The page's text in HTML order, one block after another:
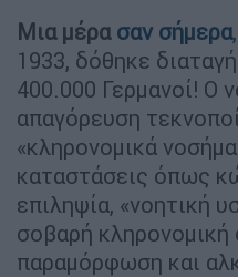
Μια μέρα σαν σήμερα
1933, δόθηκε
400.000 Γερμανοί! Ο
απαγόρευση
«κληρονομικά
καταστάσεις όπως
επιληψία, «νοητική
σοβαρή κληρονομική
παραμόρφωση και